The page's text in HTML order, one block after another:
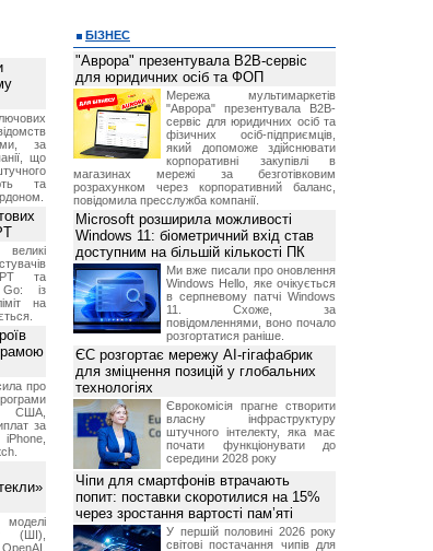
за
що
та
та
із
на
про
США,
за
(ШІ),
БІЗНЕС
"Аврора" презентувала B2B-сервіс
для юридичних осіб та ФОП
Мережа мультимаркетів
"Аврора" презентувала B2B-
сервіс для юридичних осіб та
фізичних осіб-підприємців,
який допоможе здійснювати
корпоративні закупівлі в
магазинах мережі за безготівковим
розрахунком через корпоративний баланс,
повідомила пресслужба компанії.
Microsoft розширила можливості
Windows 11: біометричний вхід став
доступним на більшій кількості ПК
Ми вже писали про оновлення
Windows Hello, яке очікується
в серпневому патчі Windows
11. Схоже, за
повідомленнями, воно почало
розгортатися раніше.
ЄС розгортає мережу AI-гігафабрик
для зміцнення позицій у глобальних
технологіях
Єврокомісія прагне створити
власну інфраструктуру
штучного інтелекту, яка має
почати функціонувати до
середини 2028 року
Чіпи для смартфонів втрачають
попит: поставки скоротилися на 15%
через зростання вартості пам’яті
У першій половині 2026 року
світові постачання чипів для